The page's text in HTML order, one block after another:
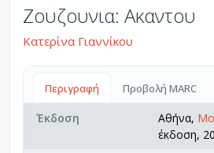
Ζουζουνια: Ακαντου
Κατερίνα Γιαννίκου
Περιγραφή Προβολή MARC
Έκδοση Αθήνα,
έκδοση,